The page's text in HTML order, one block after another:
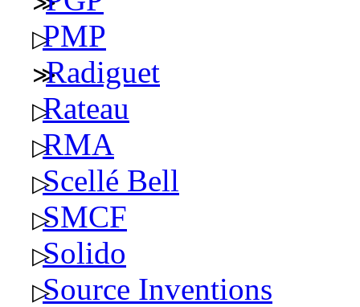
PMP
Radiguet
Rateau
RMA
Scellé Bell
SMCF
Solido
Source Inventions